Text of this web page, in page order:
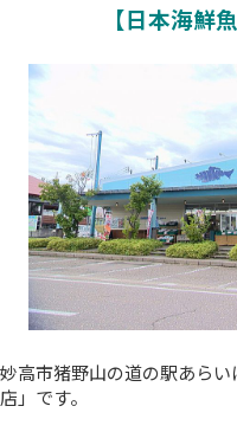
【日本海鮮
妙高市猪野山の道の駅あら
店」です。